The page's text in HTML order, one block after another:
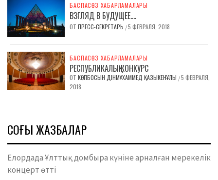
БАСПАСӨЗ ХАБАРЛАМАЛАРЫ
ВЗГЛЯД В БУДУЩЕЕ….
ОТ ПРЕСС-СЕКРЕТАРЬ /5 ФЕВРАЛЯ, 2018
БАСПАСӨЗ ХАБАРЛАМАЛАРЫ
РЕСПУБЛИКАЛЫҚ КОНКУРС
ОТ КӨПБОСЫН ДІНМҰХАММЕД ҚАЗЫКЕНҰЛЫ /5 ФЕВРАЛЯ,
2018
СОҢҒЫ ЖАЗБАЛАР
Елордада Ұлттық домбыра күніне арналған мерекелік
концерт өтті